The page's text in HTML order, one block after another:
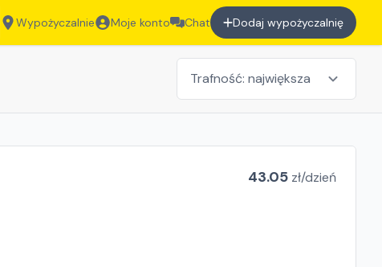
Wypożyczalnie Moje konto Chat Dodaj wypożyczalnię
43.05 zł/dzień